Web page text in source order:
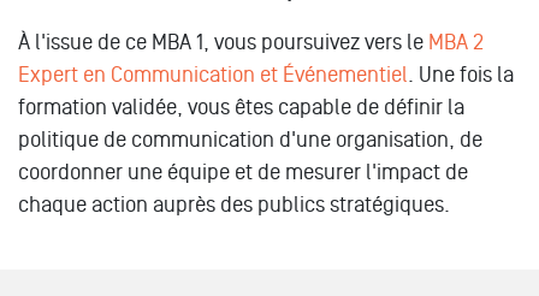
À l'issue de ce MBA 1, vous poursuivez vers le MBA 2
Expert en Communication et Événementiel . Une fois la
formation validée, vous êtes capable de définir la
politique de communication d'une organisation, de
coordonner une équipe et de mesurer l'impact de
chaque action auprès des publics stratégiques.